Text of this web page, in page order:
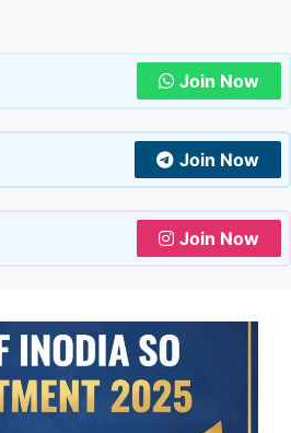
Join Now
Join Now
Join Now